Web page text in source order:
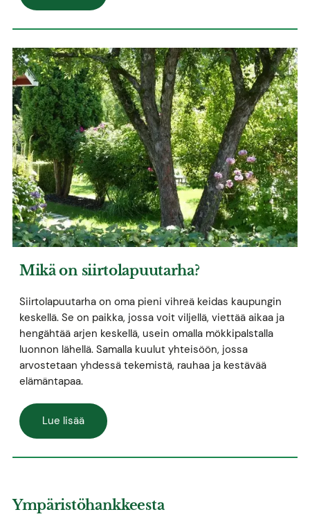
Mikä on siirtolapuutarha?
Siirtolapuutarha on oma pieni vihreä keidas kaupungin
keskellä. Se on paikka, jossa voit viljellä, viettää aikaa ja
hengähtää arjen keskellä, usein omalla mökkipalstalla
luonnon lähellä. Samalla kuulut yhteisöön, jossa
arvostetaan yhdessä tekemistä, rauhaa ja kestävää
elämäntapaa.
Lue lisää
Ympäristöhankkeesta